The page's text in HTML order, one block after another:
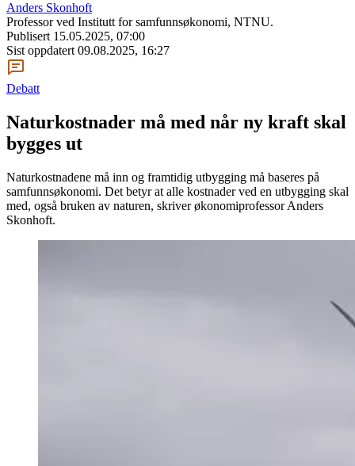
Anders Skonhoft
Professor ved Institutt for samfunnsøkonomi, NTNU.
Publisert 15.05.2025, 07:00
Sist oppdatert 09.08.2025, 16:27
Debatt
Naturkostnader må med når ny kraft skal
bygges ut
Naturkostnadene må inn og framtidig utbygging må baseres på
samfunnsøkonomi. Det betyr at alle kostnader ved en utbygging skal
med, også bruken av naturen, skriver økonomiprofessor Anders
Skonhoft.